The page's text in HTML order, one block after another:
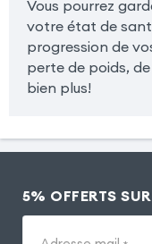
Vous pourrez
votre état de
progression de
perte de poids,
bien plus!
5% OFFERTS